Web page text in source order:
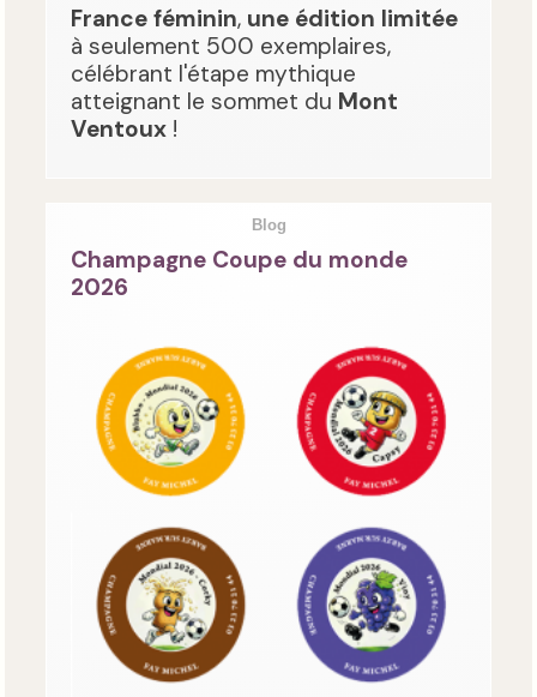
France féminin, une édition limitée
à seulement 500 exemplaires,
célébrant l'étape mythique
atteignant le sommet du Mont
Ventoux !
Blog
Champagne Coupe du monde
2026